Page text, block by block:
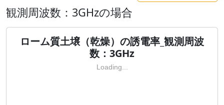
観測周波数：3GHzの場合
ローム質土壌（乾燥）の誘電率_観測周波
数：3GHz
Loading...